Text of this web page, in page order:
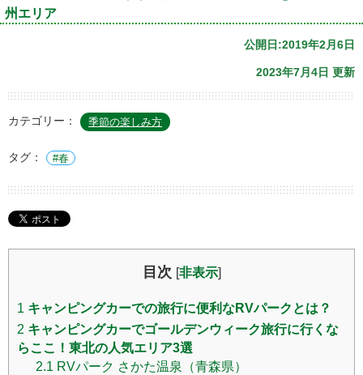
州エリア
公開日:2019年2月6日
2023年7月4日 更新
カテゴリー： 季節の楽しみ方
タグ： 春
目次 [非表示]
1 キャンピングカーでの旅行に便利なRVパークとは？
2 キャンピングカーでゴールデンウィーク旅行に行くな
らここ！東北の人気エリア3選
2.1 RVパーク さかた温泉（青森県）